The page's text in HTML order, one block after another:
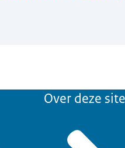
Over deze site